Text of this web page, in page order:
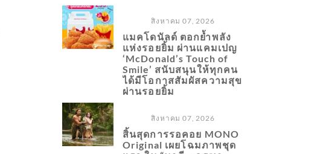
สิงหาคม 07, 2026
แมคโดนัลด์ ตอกย้ำพลัง
แห่งรอยยิ้ม ผ่านแคมเปญ
‘McDonald’s Touch of
Smile’ สนับสนุนให้ทุกคน
ได้มีโอกาสสัมผัสความสุข
ผ่านรอยยิ้ม
สิงหาคม 07, 2026
สิ้นสุดการรอคอย MONO
Original เผยโฉมภาพชุด